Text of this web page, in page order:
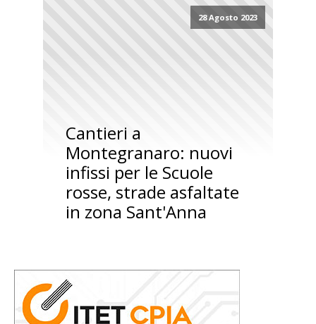
28 Agosto 2023
Cantieri a
Montegranaro: nuovi
infissi per le Scuole
rosse, strade asfaltate
in zona Sant'Anna